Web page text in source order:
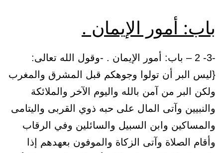
باب: أمور الإيمان .
-3- 2 – باب: أمور الإيمان . -وقول الله تعالى:
{ليس البر أن تولوا وجوهكم قبل المشرق والمغرب
ولكن البر من آمن بالله واليوم الآخر والملائكة
والنبيين وآتى المال على حبه ذوي القربى واليتامى
والمساكين وابن السبيل والسائلين وفي الرقاب
وأقام الصلاة وآتى الزكاة والموفون بعهدهم إذا